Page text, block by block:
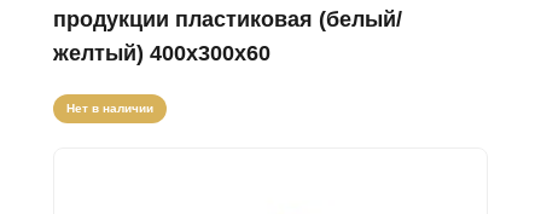
продукции пластиковая (белый/
желтый) 400х300х60
Нет в наличии